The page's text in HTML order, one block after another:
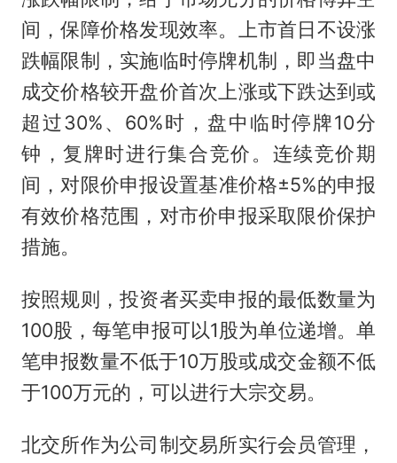
间，保障价格发现效率。上市首日不设涨
跌幅限制，实施临时停牌机制，即当盘中
成交价格较开盘价首次上涨或下跌达到或
超过30%、60%时，盘中临时停牌10分
钟，复牌时进行集合竞价。连续竞价期
间，对限价申报设置基准价格±5%的申报
有效价格范围，对市价申报采取限价保护
措施。
按照规则，投资者买卖申报的最低数量为
100股，每笔申报可以1股为单位递增。单
笔申报数量不低于10万股或成交金额不低
于100万元的，可以进行大宗交易。
北交所作为公司制交易所实行会员管理，